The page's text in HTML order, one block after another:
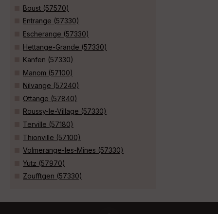
Boust (57570)
Entrange (57330)
Escherange (57330)
Hettange-Grande (57330)
Kanfen (57330)
Manom (57100)
Nilvange (57240)
Ottange (57840)
Roussy-le-Village (57330)
Terville (57180)
Thionville (57100)
Volmerange-les-Mines (57330)
Yutz (57970)
Zoufftgen (57330)